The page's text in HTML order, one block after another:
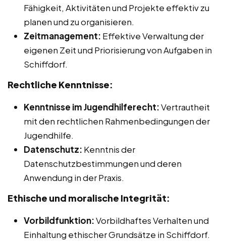
Fähigkeit, Aktivitäten und Projekte effektiv zu
planen und zu organisieren.
Zeitmanagement: Effektive Verwaltung der
eigenen Zeit und Priorisierung von Aufgaben in
Schiffdorf.
Rechtliche Kenntnisse:
Kenntnisse im Jugendhilferecht:Vertrautheit
mit den rechtlichen Rahmenbedingungen der
Jugendhilfe.
Datenschutz: Kenntnis der
Datenschutzbestimmungen und deren
Anwendung in der Praxis.
Ethische und moralische Integrität:
Vorbildfunktion:Vorbildhaftes Verhalten und
Einhaltung ethischer Grundsätze in Schiffdorf.